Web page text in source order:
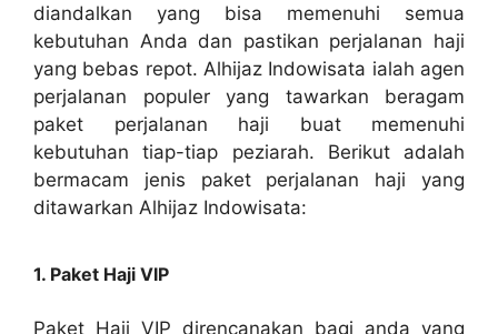
diandalkan yang bisa memenuhi semua
kebutuhan Anda dan pastikan perjalanan haji
yang bebas repot. Alhijaz Indowisata ialah agen
perjalanan populer yang tawarkan beragam
paket perjalanan haji buat memenuhi
kebutuhan tiap-tiap peziarah. Berikut adalah
bermacam jenis paket perjalanan haji yang
ditawarkan Alhijaz Indowisata:
1. Paket Haji VIP
Paket Haji VIP direncanakan bagi anda yang